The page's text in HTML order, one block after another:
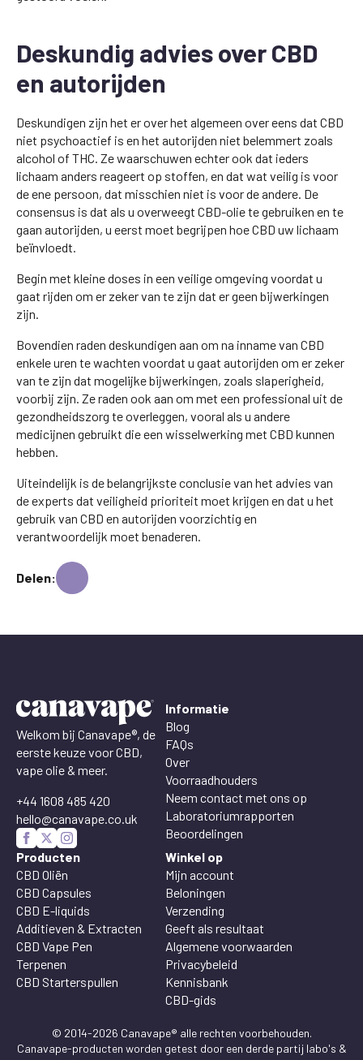
Deskundig advies over CBD
en autorijden
Deskundigen zijn het er over het algemeen over eens dat CBD
niet psychoactief is en het autorijden niet belemmert zoals
alcohol of THC. Ze waarschuwen echter ook dat ieders
lichaam anders reageert op stoffen, en dat wat veilig is voor
de ene persoon, dat misschien niet is voor de andere. De
consensus is dat als u overweegt CBD-olie te gebruiken en te
gaan autorijden, u eerst moet begrijpen hoe CBD uw lichaam
beïnvloedt.
Begin met kleine doses in een veilige omgeving voordat u
gaat rijden om er zeker van te zijn dat er geen bijwerkingen
zijn.
Bovendien raden deskundigen aan om na inname van CBD
enkele uren te wachten voordat u gaat autorijden om er zeker
van te zijn dat mogelijke bijwerkingen, zoals slaperigheid,
voorbij zijn. Ze raden ook aan om met een professional uit de
gezondheidszorg te overleggen, vooral als u andere
medicijnen gebruikt die een wisselwerking met CBD kunnen
hebben.
Uiteindelijk is de belangrijkste conclusie van het advies van
de experts dat veiligheid prioriteit moet krijgen en dat u het
gebruik van CBD en autorijden voorzichtig en
verantwoordelijk moet benaderen.
Delen:
Welkom bij Canavape®, de
eerste keuze voor CBD,
vape olie & meer.
+44 1608 485 420
hello@canavape.co.uk
Informatie
Blog
FAQs
Over
Voorraadhouders
Neem contact met ons op
Laboratoriumrapporten
Beoordelingen
Producten
CBD Oliën
CBD Capsules
CBD E-liquids
Additieven & Extracten
CBD Vape Pen
Terpenen
CBD Starterspullen
Winkel op
Mijn account
Beloningen
Verzending
Geeft als resultaat
Algemene voorwaarden
Privacybeleid
Kennisbank
CBD-gids
© 2014-2026 Canavape® alle rechten voorbehouden.
Canavape-producten worden getest door een derde partij labo's &